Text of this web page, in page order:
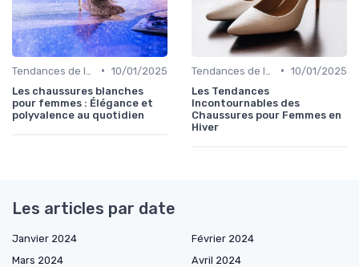
• 10/01/2025
Les chaussures blanches
pour femmes : Élégance et
polyvalence au quotidien
• 10/01/2025
Les Tendances
Incontournables des
Chaussures pour Femmes en
Hiver
Les articles par date
Janvier 2024
Février 2024
Mars 2024
Avril 2024